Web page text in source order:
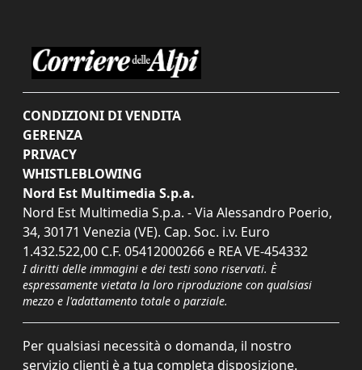
CONDIZIONI DI VENDITA
GERENZA
PRIVACY
WHISTLEBLOWING
Nord Est Multimedia S.p.a.
Nord Est Multimedia S.p.a. - Via Alessandro Poerio,
34, 30171 Venezia (VE). Cap. Soc. i.v. Euro
1.432.522,00 C.F. 05412000266 e REA VE-454332
I diritti delle immagini e dei testi sono riservati. È
espressamente vietata la loro riproduzione con qualsiasi
mezzo e l'adattamento totale o parziale.
Per qualsiasi necessità o domanda, il nostro
servizio clienti è a tua completa disposizione.